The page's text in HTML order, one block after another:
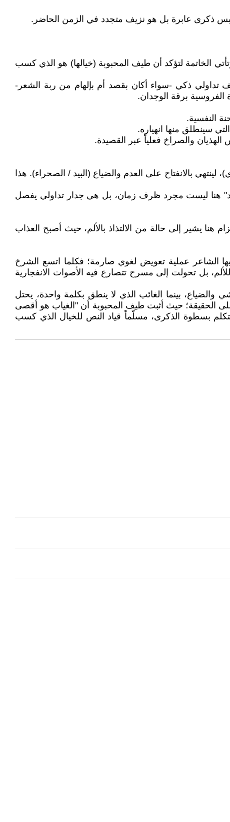
ليس ذكرى عابرة بل هو نزيف متجدد في الزمن الحاضر.
الخاتمة لتؤكد أن طيف المحبوبة (خيالها) هو الذي كسب
تداولي ذكي -سواء أكان بقصد أم بإلهام من ربة الشعر-
الفروسية برقة الوجدان.
النفسية.
سينطلق منها انهياره.
والصراخ فعلياً عبر القصيدة.
بالانفتاح على العدم والضياع (البيد / الصحراء). هذا
"بعد" هنا ليست مجرد ظرف زمان، بل هي جدار تداولي يفصل
هنا يشير إلى حالة من الالتذاذ بالألم، حيث أصبح العذاب
الشاعر عملية تعويض لغوي صارمة؛ فكلما اتسع الشرخ
بل تحولت إلى مسرح تتصارع فيه الأصوات الانفجارية
والضياع، بينما الغائب الذي لا ينطق بكلمة واحدة، يحتل
الحقيقة؛ حيث أثبت طيف المحبوبة أن "الغياب هو أقصى
بسطوة الذكرى، مسلّماً قياد النص للخيال الذي كسب